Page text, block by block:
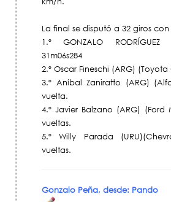
La final se disputó a 32 giros con
1.º GONZALO RODRÍGUEZ
31m06s284
2.º Oscar Fineschi (ARG)
3.º Aníbal Zaniratto (ARG)
vuelta.
4.º Javier Balzano (ARG)
vueltas.
5.º Willy Parada
vueltas.
Gonzalo Peña, desde: Pando